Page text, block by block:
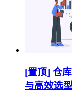
[置顶] 仓
与高效选